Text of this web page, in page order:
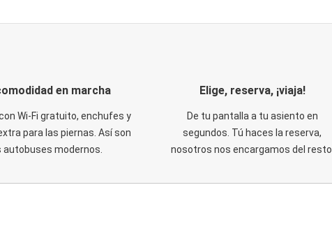
en marcha
Wi-Fi gratuito, enchufes y
para las piernas. Así son
autobuses modernos.
Elige, reserva, ¡viaja!
De tu pantalla a tu asiento en
segundos. Tú haces la reserva,
nosotros nos encargamos del resto.